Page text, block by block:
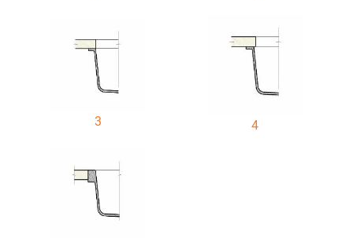
3 4